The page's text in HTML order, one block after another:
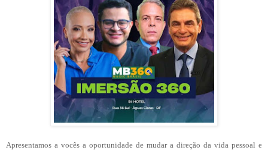
Apresentamos a vocês a oportunidade de mudar a direção da vida pessoal e